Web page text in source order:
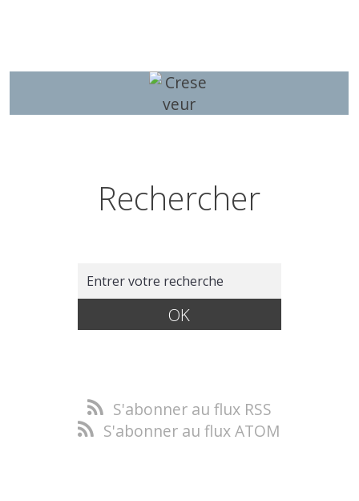
Rechercher
S'abonner au flux RSS
S'abonner au flux ATOM